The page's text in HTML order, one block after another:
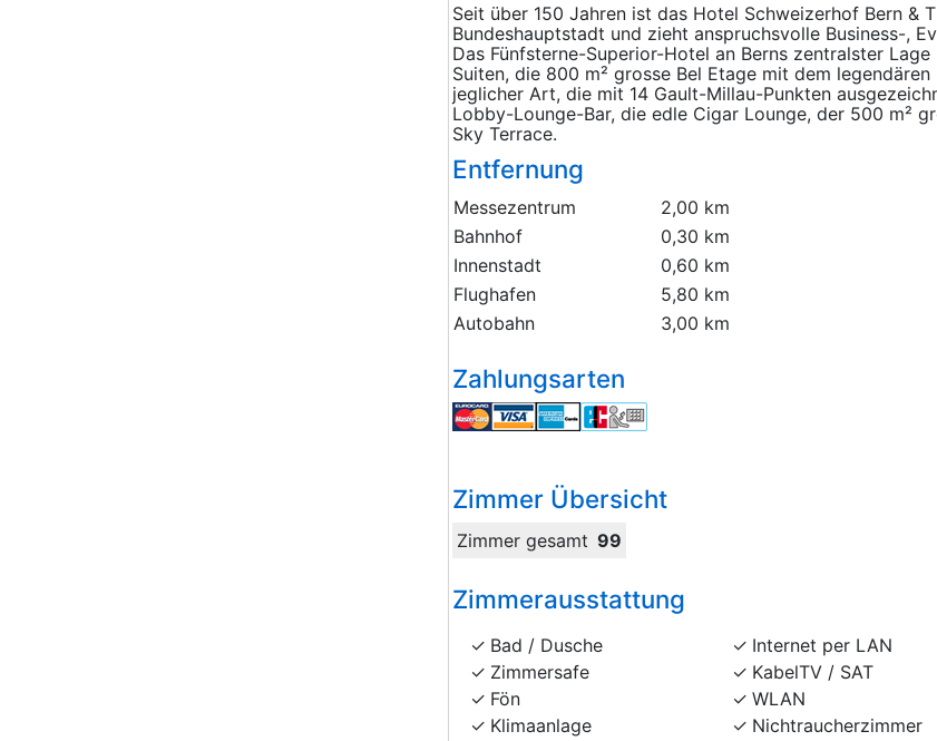
Seit über 150 Jahren ist das Hotel Schweizerhof Bern &
Bundeshauptstadt und zieht anspruchsvolle Business-,
Das Fünfsterne-Superior-Hotel an Berns zentralster
Suiten, die 800 m² grosse Bel Etage mit dem
jeglicher Art, die mit 14 Gault-Millau-Punkten
Lobby-Lounge-Bar, die edle Cigar Lounge, der 500 m²
Sky Terrace.
Entfernung
Messezentrum
2,00 km
Bahnhof
0,30 km
Innenstadt
0,60 km
Flughafen
5,80 km
Autobahn
3,00 km
Zahlungsarten
Zimmer Übersicht
Zimmer gesamt 99
Zimmerausstattung
Bad / Dusche
Zimmersafe
Fön
Klimaanlage
Internet per LAN
KabelTV / SAT
WLAN
Nichtraucherzimmer